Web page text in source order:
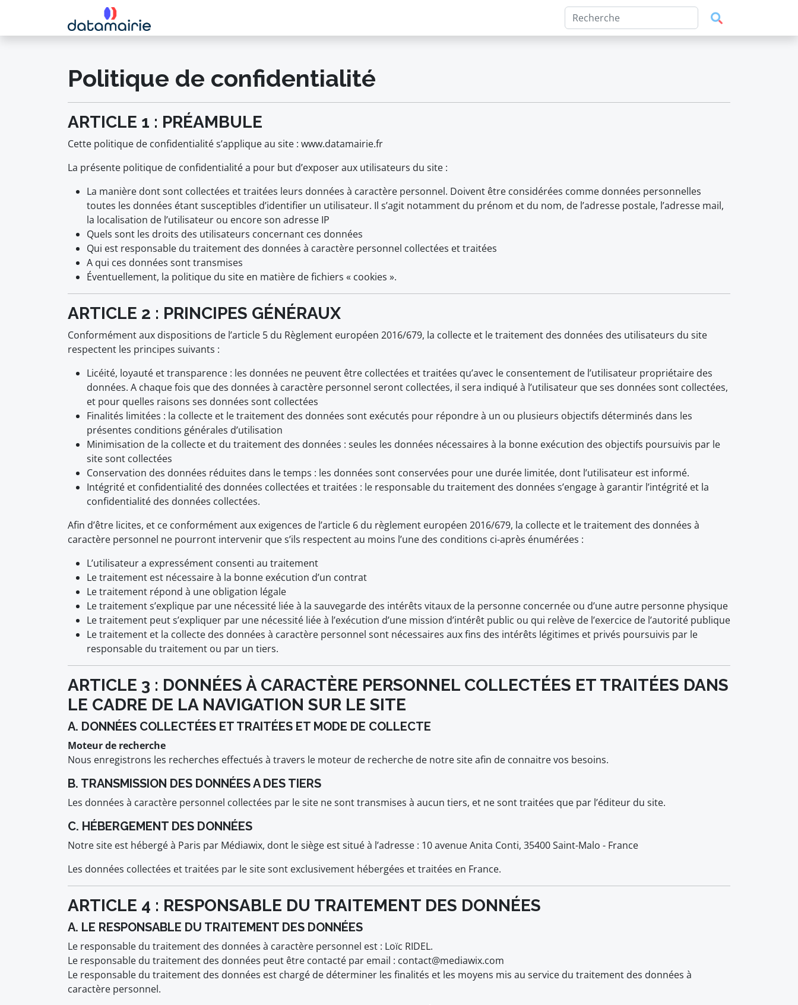
Politique de confidentialité
ARTICLE 1 : PRÉAMBULE
Cette politique de confidentialité s’applique au site : www.datamairie.fr
La présente politique de confidentialité a pour but d’exposer aux utilisateurs du site :
La manière dont sont collectées et traitées leurs données à caractère personnel. Doivent être considérées comme données personnelles
toutes les données étant susceptibles d’identifier un utilisateur. Il s’agit notamment du prénom et du nom, de l’adresse postale, l’adresse mail,
la localisation de l’utilisateur ou encore son adresse IP
Quels sont les droits des utilisateurs concernant ces données
Qui est responsable du traitement des données à caractère personnel collectées et traitées
A qui ces données sont transmises
Éventuellement, la politique du site en matière de fichiers « cookies ».
ARTICLE 2 : PRINCIPES GÉNÉRAUX
Conformément aux dispositions de l’article 5 du Règlement européen 2016/679, la collecte et le traitement des données des utilisateurs du site
respectent les principes suivants :
Licéité, loyauté et transparence : les données ne peuvent être collectées et traitées qu’avec le consentement de l’utilisateur propriétaire des
données. A chaque fois que des données à caractère personnel seront collectées, il sera indiqué à l’utilisateur que ses données sont collectées,
et pour quelles raisons ses données sont collectées
Finalités limitées : la collecte et le traitement des données sont exécutés pour répondre à un ou plusieurs objectifs déterminés dans les
présentes conditions générales d’utilisation
Minimisation de la collecte et du traitement des données : seules les données nécessaires à la bonne exécution des objectifs poursuivis par le
site sont collectées
Conservation des données réduites dans le temps : les données sont conservées pour une durée limitée, dont l’utilisateur est informé.
Intégrité et confidentialité des données collectées et traitées : le responsable du traitement des données s’engage à garantir l’intégrité et la
confidentialité des données collectées.
Afin d’être licites, et ce conformément aux exigences de l’article 6 du règlement européen 2016/679, la collecte et le traitement des données à
caractère personnel ne pourront intervenir que s’ils respectent au moins l’une des conditions ci-après énumérées :
L’utilisateur a expressément consenti au traitement
Le traitement est nécessaire à la bonne exécution d’un contrat
Le traitement répond à une obligation légale
Le traitement s’explique par une nécessité liée à la sauvegarde des intérêts vitaux de la personne concernée ou d’une autre personne physique
Le traitement peut s’expliquer par une nécessité liée à l’exécution d’une mission d’intérêt public ou qui relève de l’exercice de l’autorité publique
Le traitement et la collecte des données à caractère personnel sont nécessaires aux fins des intérêts légitimes et privés poursuivis par le
responsable du traitement ou par un tiers.
ARTICLE 3 : DONNÉES À CARACTÈRE PERSONNEL COLLECTÉES ET TRAITÉES DANS
LE CADRE DE LA NAVIGATION SUR LE SITE
A. DONNÉES COLLECTÉES ET TRAITÉES ET MODE DE COLLECTE
Moteur de recherche
Nous enregistrons les recherches effectués à travers le moteur de recherche de notre site afin de connaitre vos besoins.
B. TRANSMISSION DES DONNÉES A DES TIERS
Les données à caractère personnel collectées par le site ne sont transmises à aucun tiers, et ne sont traitées que par l’éditeur du site.
C. HÉBERGEMENT DES DONNÉES
Notre site est hébergé à Paris par Médiawix, dont le siège est situé à l’adresse : 10 avenue Anita Conti, 35400 Saint-Malo - France
Les données collectées et traitées par le site sont exclusivement hébergées et traitées en France.
ARTICLE 4 : RESPONSABLE DU TRAITEMENT DES DONNÉES
A. LE RESPONSABLE DU TRAITEMENT DES DONNÉES
Le responsable du traitement des données à caractère personnel est : Loïc RIDEL.
Le responsable du traitement des données peut être contacté par email : contact@mediawix.com
Le responsable du traitement des données est chargé de déterminer les finalités et les moyens mis au service du traitement des données à
caractère personnel.